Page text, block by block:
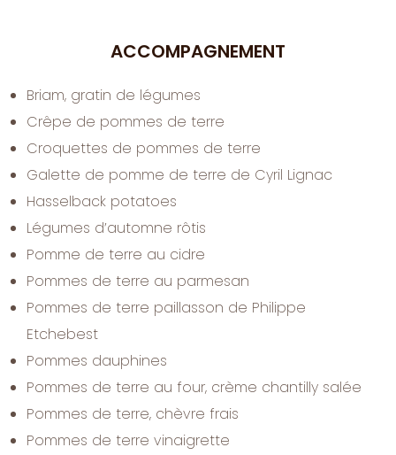
ACCOMPAGNEMENT
Briam, gratin de légumes
Crêpe de pommes de terre
Croquettes de pommes de terre
Galette de pomme de terre de Cyril Lignac
Hasselback potatoes
Légumes d’automne rôtis
Pomme de terre au cidre
Pommes de terre au parmesan
Pommes de terre paillasson de Philippe
Etchebest
Pommes dauphines
Pommes de terre au four, crème chantilly salée
Pommes de terre, chèvre frais
Pommes de terre vinaigrette